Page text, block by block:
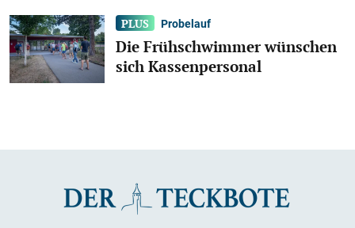
Probelauf
Die Frühschwimmer wünschen
sich Kassenpersonal